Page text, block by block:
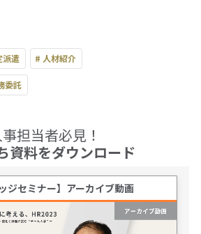
派遣 # 人材紹介
委託
担当者必見！
資料をダウンロード
ッジセミナー】アーカイブ動画